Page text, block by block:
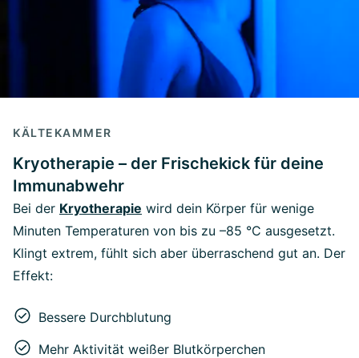
KÄLTEKAMMER
Kryotherapie – der Frischekick für deine
Immunabwehr
Bei der Kryotherapie wird dein Körper für wenige
Minuten Temperaturen von bis zu –85 °C ausgesetzt.
Klingt extrem, fühlt sich aber überraschend gut an. Der
Effekt:
Bessere Durchblutung
Mehr Aktivität weißer Blutkörperchen